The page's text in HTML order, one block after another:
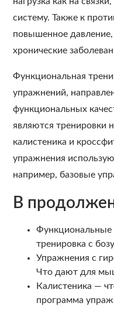
систему. Также к
повышенное
хронические
Функциональная
упражнений,
функциональных
являются тренировки
калистеника и
упражнения
например, базовые
В
Функциональные
тренировка с
Упражнения с
Что дают для
Калистеника —
программа